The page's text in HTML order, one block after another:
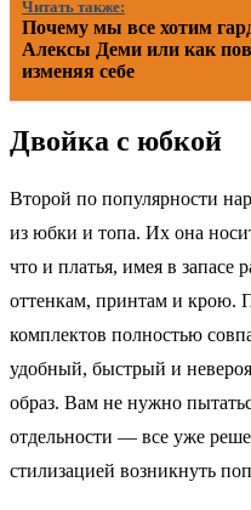
Читать также:
Почему мы все хотим
Алексы Деми или как
изменяя себе
Двойка с юбкой
Второй по популярности
из юбки и топа. Их она
что и платья, имея в запасе
оттенкам, принтам и крою.
комплектов полностью
удобный, быстрый и
образ. Вам не нужно
отдельности — все уже
стилизацией возникнуть